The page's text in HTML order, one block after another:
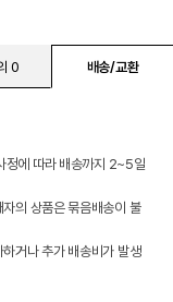
0 배송/교환
정에 따라 배송까지 2~5일
의 상품은 묶음배송이 불
거나 추가 배송비가 발생